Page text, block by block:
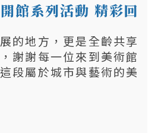
館系列活動 精彩回
的地方，更是全齡共享
謝謝每一位來到美術館
段屬於城市與藝術的美